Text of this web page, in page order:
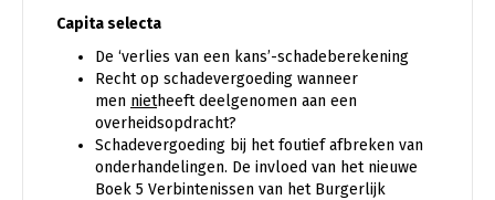
Capita selecta
De ‘verlies van een kans’-schadeberekening
Recht op schadevergoeding wanneer
men nietheeft deelgenomen aan een
overheidsopdracht?
Schadevergoeding bij het foutief afbreken van
onderhandelingen. De invloed van het nieuwe
Boek 5 Verbintenissen van het Burgerlijk